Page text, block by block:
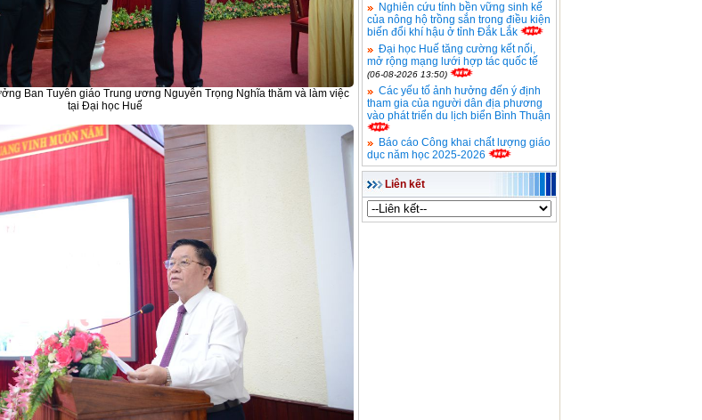
Ban Tuyên giáo Trung ương Nguyễn Trọng Nghĩa thăm và làm việc
tại Đại học Huế
Nghiên cứu tính bền vững sinh kế
của nông hộ trồng sắn trong điều kiện
biến đổi khí hậu ở tỉnh Đắk Lắk
Đại học Huế tăng cường kết nối,
mở rộng mạng lưới hợp tác quốc tế
(06-08-2026 13:50)
Các yếu tố ảnh hưởng đến ý định
tham gia của người dân địa phương
vào phát triển du lịch biển Bình Thuận
Báo cáo Công khai chất lượng giáo
dục năm học 2025-2026
Liên kết